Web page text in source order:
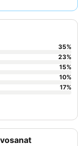
huonetta,
35%
23%
15%
10%
17%